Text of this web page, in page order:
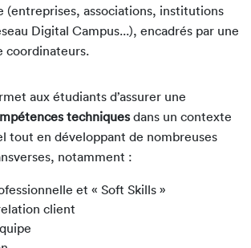
(entreprises, associations, institutions
Digital Campus...), encadrés par une
coordinateurs.
aux étudiants d’assurer une
techniquesdans un contexte
tout en développant de nombreuses
notamment :
et « Soft Skills »
client